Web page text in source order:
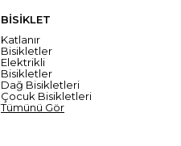
BİSİKLET
Katlanır
Bisikletler
Elektrikli
Bisikletler
Dağ Bisikletleri
Çocuk Bisikletleri
Tümünü Gör